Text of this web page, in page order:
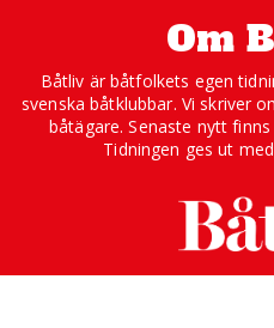
Om
Båtliv är båtfolkets egen
svenska båtklubbar. Vi skriver
båtägare. Senaste nytt
Tidningen ges ut